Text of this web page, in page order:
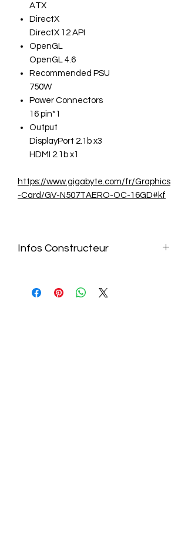
ATX
DirectX
DirectX 12 API
OpenGL
OpenGL 4.6
Recommended PSU
750W
Power Connectors
16 pin*1
Output
DisplayPort 2.1b x3
HDMI 2.1b x1
https://www.gigabyte.com/fr/Graphics
-Card/GV-N507TAERO-OC-16GD#kf
Infos Constructeur
-Card/GV-N507TAERO-OC-16GD#kf